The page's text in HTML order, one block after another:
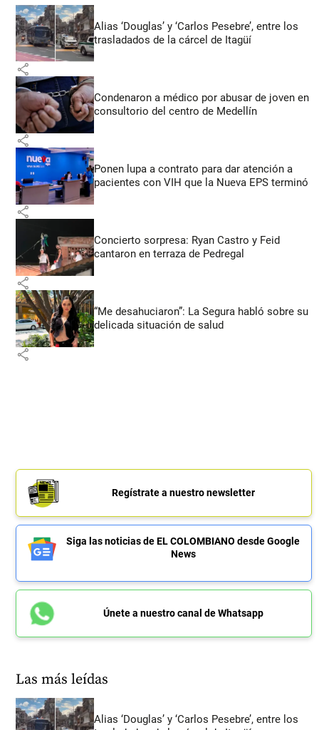
Alias ‘Douglas’ y ‘Carlos Pesebre’, entre los
trasladados de la cárcel de Itagüí
share
Condenaron a médico por abusar de joven en
consultorio del centro de Medellín
share
Ponen lupa a contrato para dar atención a
pacientes con VIH que la Nueva EPS terminó
share
Concierto sorpresa: Ryan Castro y Feid
cantaron en terraza de Pedregal
share
“Me desahuciaron”: La Segura habló sobre su
delicada situación de salud
share
Regístrate a nuestro newsletter
Siga las noticias de EL COLOMBIANO desde Google
News
Únete a nuestro canal de Whatsapp
Las más leídas
Alias ‘Douglas’ y ‘Carlos Pesebre’, entre los